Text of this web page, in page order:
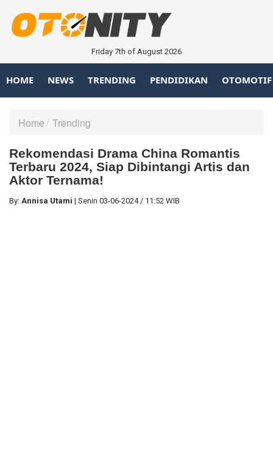
Friday 7th of August 2026
HOME NEWS TRENDING PENDIDIKAN OTOMOTIF
Home Trending
Rekomendasi Drama China Romantis
Terbaru 2024, Siap Dibintangi Artis dan
Aktor Ternama!
By: Annisa Utami | Senin 03-06-2024 / 11:52 WIB